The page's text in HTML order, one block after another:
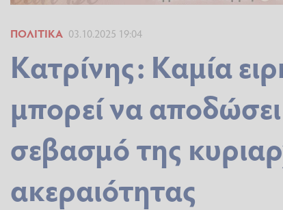
ΠΟΛΙΤΙΚΆ 03.10.2025 19:04
Κατρίνης: Καμία
μπορεί να
σεβασμό της
ακεραιότητας